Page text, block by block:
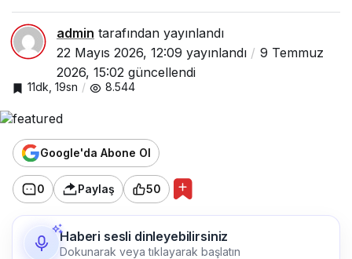
admin tarafından yayınlandı
22 Mayıs 2026, 12:09 yayınlandı
9 Temmuz
2026, 15:02 güncellendi
11dk, 19sn 8.544
Google'da Abone Ol
0 Paylaş 50
Haberi sesli dinleyebilirsiniz
Dokunarak veya tıklayarak başlatın